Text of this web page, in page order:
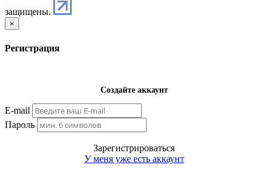
защищены.
×
Регистрация
Создайте аккаунт
E-mail
Пароль
Зарегистрироваться
У меня уже есть аккаунт